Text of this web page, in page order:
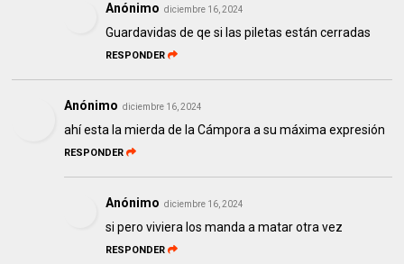
Anónimo diciembre 16, 2024
Guardavidas de qe si las piletas están cerradas
RESPONDER
Anónimo diciembre 16, 2024
ahí esta la mierda de la Cámpora a su máxima expresión
RESPONDER
Anónimo diciembre 16, 2024
si pero viviera los manda a matar otra vez
RESPONDER